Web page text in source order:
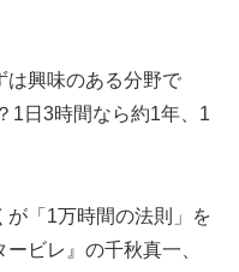
は興味のある分野で
1日3時間なら約1年、1
「1万時間の法則」を
ビレ』の千秋真一、